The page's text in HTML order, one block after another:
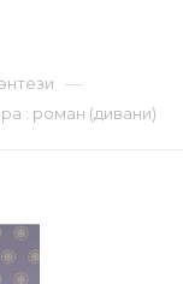
—
: роман (дивани)